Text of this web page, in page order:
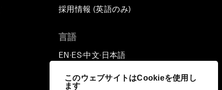
このウェブサイトはCookieを使用し
ます
採用情報 (英語のみ)
言語
EN ▪ES▪中文▪ 日本語